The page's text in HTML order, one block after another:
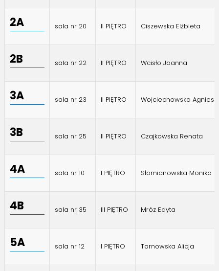
2A sala nr 20 II PIĘTRO Ciszewska Elżbieta
2B sala nr 22 II PIĘTRO Wcisło Joanna
3A sala nr 23 II PIĘTRO Wojciechowska
3B sala nr 25 II PIĘTRO Czajkowska Renata
4A sala nr 10 I PIĘTRO Słomianowska Monika
4B sala nr 35 III PIĘTRO Mróz Edyta
5A sala nr 12 I PIĘTRO Tarnowska Alicja